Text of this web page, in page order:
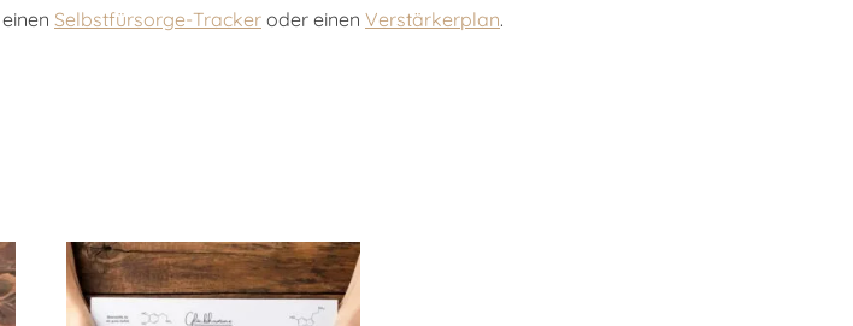
, einen Selbstfürsorge-Tracker oder einen Verstärkerplan.